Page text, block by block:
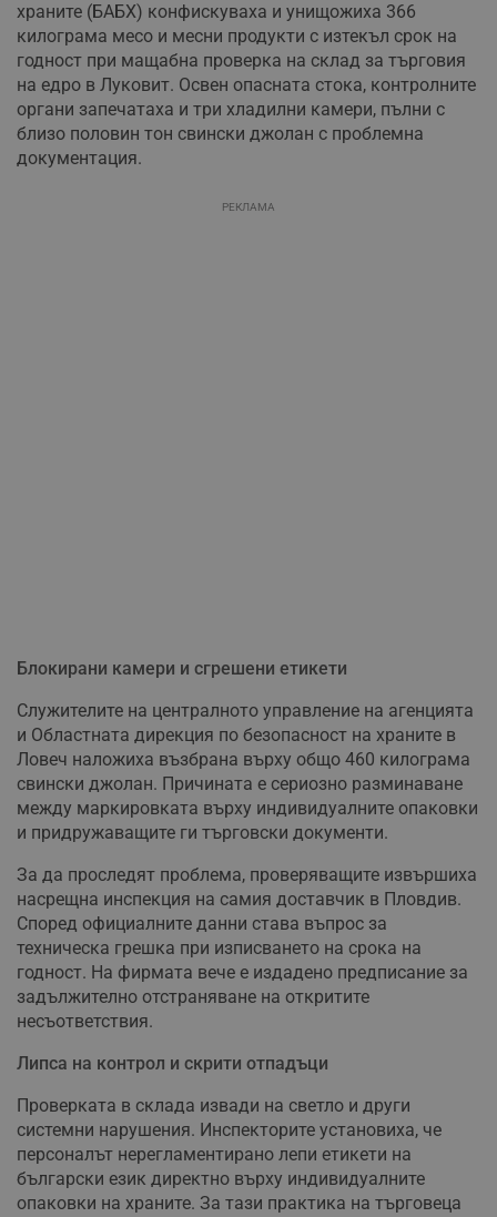
храните (БАБХ) конфискуваха и унищожиха 366
килограма месо и месни продукти с изтекъл срок на
годност при мащабна проверка на склад за търговия
на едро в Луковит. Освен опасната стока, контролните
органи запечатаха и три хладилни камери, пълни с
близо половин тон свински джолан с проблемна
документация.
РЕКЛАМА
Блокирани камери и сгрешени етикети
Служителите на централното управление на агенцията
и Областната дирекция по безопасност на храните в
Ловеч наложиха възбрана върху общо 460 килограма
свински джолан. Причината е сериозно разминаване
между маркировката върху индивидуалните опаковки
и придружаващите ги търговски документи.
За да проследят проблема, проверяващите извършиха
насрещна инспекция на самия доставчик в Пловдив.
Според официалните данни става въпрос за
техническа грешка при изписването на срока на
годност. На фирмата вече е издадено предписание за
задължително отстраняване на откритите
несъответствия.
Липса на контрол и скрити отпадъци
Проверката в склада извади на светло и други
системни нарушения. Инспекторите установиха, че
персоналът нерегламентирано лепи етикети на
български език директно върху индивидуалните
опаковки на храните. За тази практика на търговеца